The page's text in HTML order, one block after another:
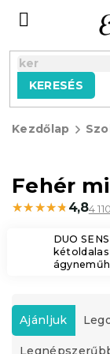
tartalomhoz
KERESÉS
Kezdőlap
Fehér
★★★★★
★★★★★ 4,84
DUO
kétoldalas
T
e
r
Ajánljuk